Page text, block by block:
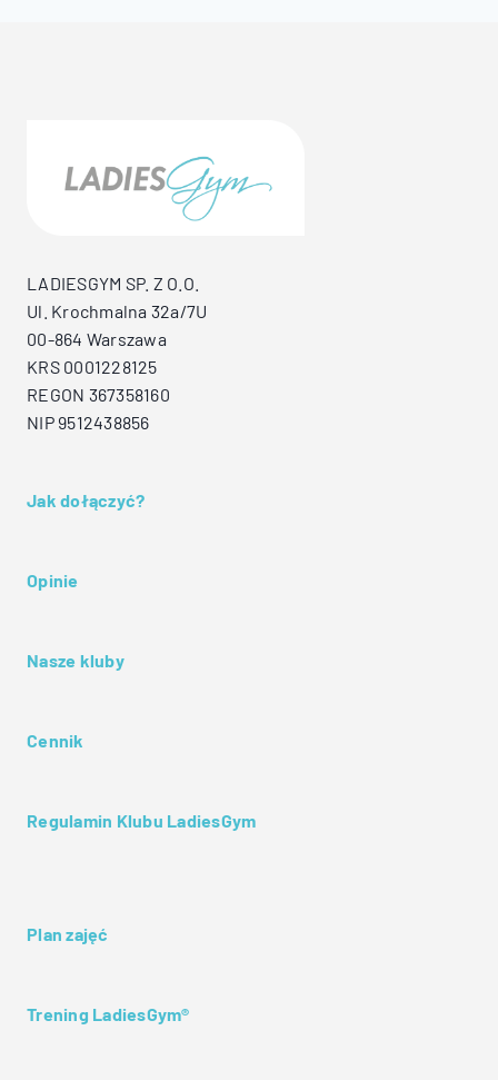
LADIESGYM SP. Z O.O.
Ul. Krochmalna 32a/7U
00-864 Warszawa
KRS 0001228125
REGON 367358160
NIP 9512438856
Jak dołączyć?
Opinie
Nasze kluby
Cennik
Regulamin Klubu LadiesGym
Plan zajęć
Trening LadiesGym®